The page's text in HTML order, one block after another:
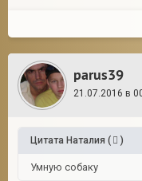
parus39
21.07.2016 в
Цитата Наталия ( )
Умную собаку